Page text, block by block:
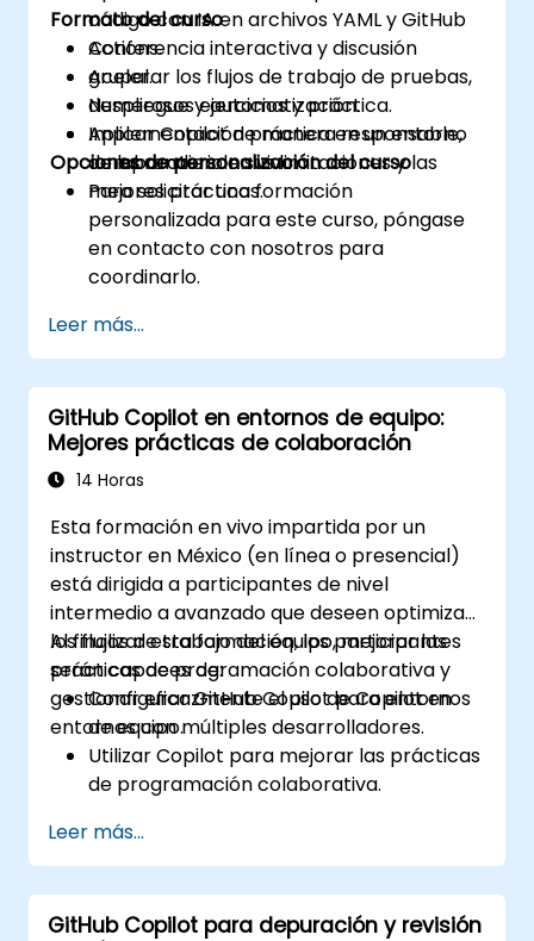
código con IA en archivos YAML y GitHub
Actions.
Acelerar los flujos de trabajo de pruebas,
despliegue y automatización.
Aplicar Copilot de manera responsable,
comprendiendo sus limitaciones y las
mejores prácticas.
Formato del curso
Conferencia interactiva y discusión
grupal.
Numerosos ejercicios y práctica.
Implementación práctica en un entorno
de laboratorio en vivo.
Opciones de personalización del curso
Para solicitar una formación
personalizada para este curso, póngase
en contacto con nosotros para
coordinarlo.
Leer más...
GitHub Copilot en entornos de equipo:
Mejores prácticas de colaboración
14 Horas
Esta formación en vivo impartida por un
instructor en México (en línea o presencial)
está dirigida a participantes de nivel
intermedio a avanzado que deseen optimizar
los flujos de trabajo del equipo, mejorar las
prácticas de programación colaborativa y
gestionar eficazmente el uso de Copilot en
entornos con múltiples desarrolladores.
Al finalizar esta formación, los participantes
serán capaces de:
Configurar GitHub Copilot para entornos
de equipo.
Utilizar Copilot para mejorar las prácticas
de programación colaborativa.
mediante las funciones de Copilot.
Gestionar la integración de Copilot en
proyectos con múltiples desarrolladores.
Mantener una calidad y unos estándares
Leer más...
GitHub Copilot para depuración y revisión